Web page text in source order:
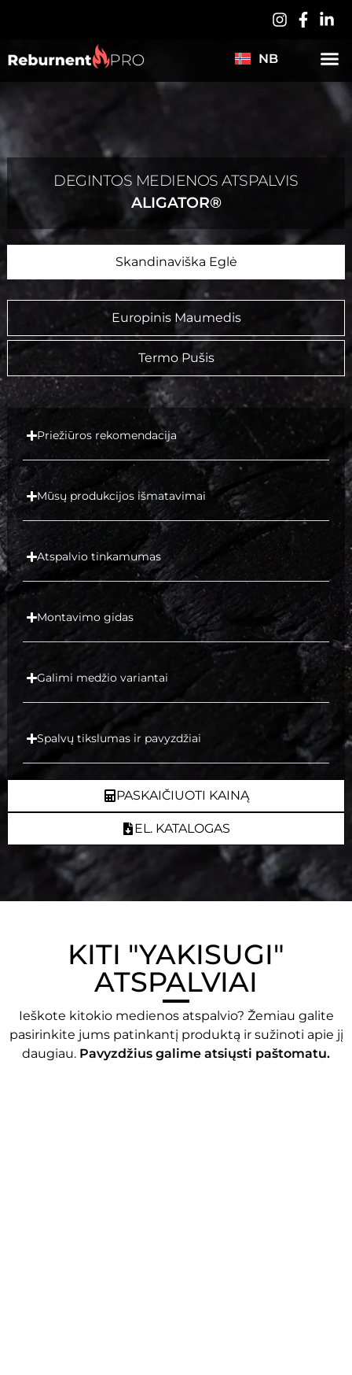
NB
ES
DEGINTOS MEDIENOS ATSPALVIS
ALIGATOR®
Skandinaviška Eglė
Europinis Maumedis
Termo Pušis
Priežiūros rekomendacija
Mūsų produkcijos išmatavimai
Atspalvio tinkamumas
Montavimo gidas
Galimi medžio variantai
Spalvų tikslumas ir pavyzdžiai
EL. KATALOGAS
PASKAIČIUOTI KAINĄ
KITI "YAKISUGI"
ATSPALVIAI
Ieškote kitokio medienos atspalvio? Žemiau galite
pasirinkite jums patinkantį produktą ir sužinoti apie jį
daugiau. Pavyzdžius galime atsiųsti paštomatu.